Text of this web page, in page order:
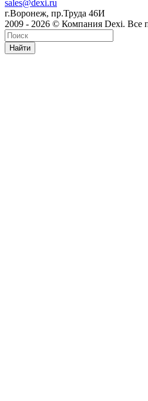
sales@dexi.ru
г.Воронеж, пр.Труда 46И
2009 - 2026 © Компания Dexi. Все
Найти